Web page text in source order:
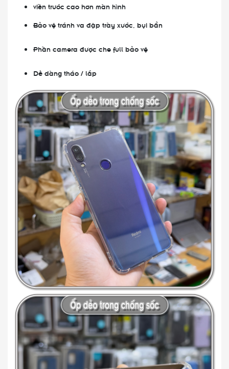
viền trước cao hơn màn hình
Bảo vệ tránh va đập trày xước, bụi bẩn
Phần camera được che full bảo vệ
Dễ dàng tháo / lắp